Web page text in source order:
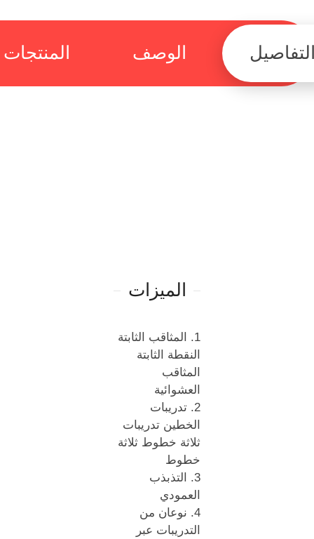
الوصف
الميزات
1. المثاقب الثابتة
النقطة الثابتة
المثاقب
العشوائية
2. تدريبات
الخطين تدريبات
ثلاثة خطوط ثلاثة
خطوط
3. التذبذب
العمودي
4. نوعان من
التدريبات عبر